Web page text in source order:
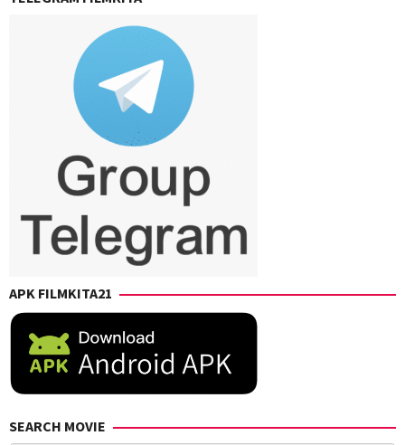
APK FILMKITA21
SEARCH MOVIE